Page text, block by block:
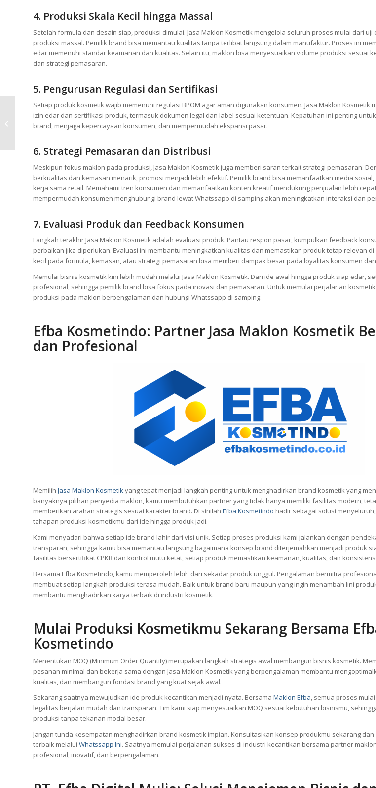
4. Produksi Skala Kecil hingga Massal
Setelah formula dan desain siap, produksi dimulai. Jasa Maklon Kosmetik mengelola seluruh proses mulai dari uji
produksi massal. Pemilik brand bisa memantau kualitas tanpa terlibat langsung dalam manufaktur. Proses ini
edar memenuhi standar keamanan dan kualitas. Selain itu, maklon bisa menyesuaikan volume produksi sesuai
dan strategi pemasaran.
5. Pengurusan Regulasi dan Sertifikasi
Setiap produk kosmetik wajib memenuhi regulasi BPOM agar aman digunakan konsumen. Jasa Maklon Kosmetik
izin edar dan sertifikasi produk, termasuk dokumen legal dan label sesuai ketentuan. Kepatuhan ini penting
brand, menjaga kepercayaan konsumen, dan mempermudah ekspansi pasar.
6. Strategi Pemasaran dan Distribusi
Meskipun fokus maklon pada produksi, Jasa Maklon Kosmetik juga memberi saran terkait strategi pemasaran.
berkualitas dan kemasan menarik, promosi menjadi lebih efektif. Pemilik brand bisa memanfaatkan media sosial,
kerja sama retail. Memahami tren konsumen dan memanfaatkan konten kreatif mendukung penjualan lebih
mempermudah konsumen menghubungi brand lewat Whatssapp di samping akan meningkatkan interaksi dan
7. Evaluasi Produk dan Feedback Konsumen
Langkah terakhir Jasa Maklon Kosmetik adalah evaluasi produk. Pantau respon pasar, kumpulkan feedback
perbaikan jika diperlukan. Evaluasi ini membantu meningkatkan kualitas dan memastikan produk tetap relevan
kecil pada formula, kemasan, atau strategi pemasaran bisa memberi dampak besar pada loyalitas konsumen
Memulai bisnis kosmetik kini lebih mudah melalui Jasa Maklon Kosmetik. Dari ide awal hingga produk siap edar,
profesional, sehingga pemilik brand bisa fokus pada inovasi dan pemasaran. Untuk memulai perjalanan
produksi pada maklon berpengalaman dan hubungi Whatssapp di samping.
Efba Kosmetindo: Partner Jasa Maklon Kosmetik
dan Profesional
Memilih Jasa Maklon Kosmetikyang tepat menjadi langkah penting untuk menghadirkan brand kosmetik yang
banyaknya pilihan penyedia maklon, kamu membutuhkan partner yang tidak hanya memiliki fasilitas modern,
memberikan arahan strategis sesuai karakter brand. Di sinilah Efba Kosmetindo hadir sebagai solusi
tahapan produksi kosmetikmu dari ide hingga produk jadi.
Kami menyadari bahwa setiap ide brand lahir dari visi unik. Setiap proses produksi kami jalankan dengan
transparan, sehingga kamu bisa memantau langsung bagaimana konsep brand diterjemahkan menjadi produk
fasilitas bersertifikat CPKB dan kontrol mutu ketat, setiap produk memastikan keamanan, kualitas, dan
Bersama Efba Kosmetindo, kamu memperoleh lebih dari sekadar produk unggul. Pengalaman bermitra
membuat setiap langkah produksi terasa mudah. Baik untuk brand baru maupun yang ingin menambah lini
membantu menghadirkan karya terbaik di industri kosmetik.
Mulai Produksi Kosmetikmu Sekarang Bersama
Kosmetindo
Menentukan MOQ (Minimum Order Quantity) merupakan langkah strategis awal membangun bisnis kosmetik.
pesanan minimal dan bekerja sama dengan Jasa Maklon Kosmetik yang berpengalaman membantu
kualitas, dan membangun fondasi brand yang kuat sejak awal.
Sekarang saatnya mewujudkan ide produk kecantikan menjadi nyata. Bersama Maklon Efba, semua proses
legalitas berjalan mudah dan transparan. Tim kami siap menyesuaikan MOQ sesuai kebutuhan bisnismu,
produksi tanpa tekanan modal besar.
Jangan tunda kesempatan menghadirkan brand kosmetik impian. Konsultasikan konsep produkmu sekarang
terbaik melalui Whatssapp Ini. Saatnya memulai perjalanan sukses di industri kecantikan bersama partner
profesional, inovatif, dan berpengalaman.
Maklon Skincare: Cari
yang Terpercaya
untuk Produk
Kosmetindo...